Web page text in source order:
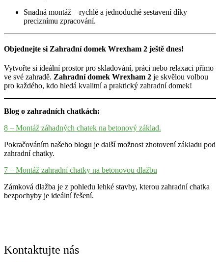
Snadná montáž – rychlé a jednoduché sestavení díky
preciznímu zpracování.
Objednejte si Zahradní domek Wrexham 2 ještě dnes!
Vytvořte si ideální prostor pro skladování, práci nebo relaxaci přímo
ve své zahradě. Zahradní domek Wrexham 2 je skvělou volbou
pro každého, kdo hledá kvalitní a praktický zahradní domek!
Blog o zahradních chatkách:
8 – Montáž záhadných chatek na betonový základ.
Pokračováním našeho blogu je další možnost zhotovení základu pod
zahradní chatky.
7 – Montáž zahradní chatky na betonovou dlažbu
Zámková dlažba je z pohledu lehké stavby, kterou zahradní chatka
bezpochyby je ideální řešení.
Kontaktujte nás